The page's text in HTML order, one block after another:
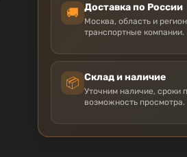
🚚 Доставка по России
Москва, область и
транспортные компании.
📦 Склад и наличие
Уточним наличие, сроки
возможность просмотра.